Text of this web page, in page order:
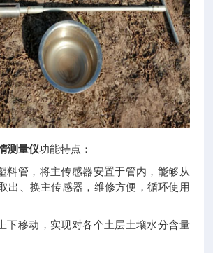
测量仪功能特点：
料管，将主传感器安置于管内，能够从
出、换主传感器，维修方便，循环使用
下移动，实现对各个土层土壤水分含量